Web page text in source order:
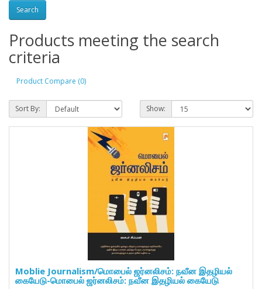
Products meeting the search
criteria
Product Compare (0)
Sort By: Show:
Moblie Journalism/மொபைல் ஜர்னலிசம்: நவீன இதழியல்
கையேடு-மொபைல் ஜர்னலிசம்: நவீன இதழியல் கையேடு